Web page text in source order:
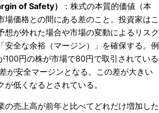
of Safety）
：株式の本質的価値（本
場価格との間にある差のこと。投資家はこ
想が外れた場合や市場の変動によるリスク
安全な余裕（マージン）」を確保する。例
100円の株が市場で80円で取引されている
が安全マージンとなる。この差が大きい
低くなるとされている。
の売上高が前年と比べてどれだけ増加した